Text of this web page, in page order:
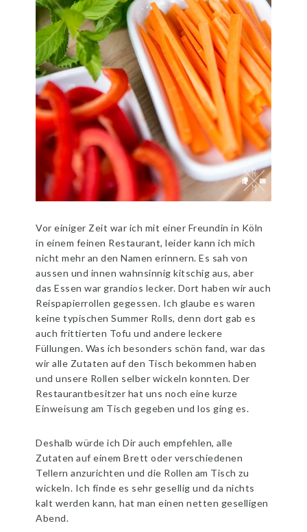
Vor einiger Zeit war ich mit einer Freundin in Köln
in einem feinen Restaurant, leider kann ich mich
nicht mehr an den Namen erinnern. Es sah von
aussen und innen wahnsinnig kitschig aus, aber
das Essen war grandios lecker. Dort haben wir auch
Reispapierrollen gegessen. Ich glaube es waren
keine typischen Summer Rolls, denn dort gab es
auch frittierten Tofu und andere leckere
Füllungen. Was ich besonders schön fand, war das
wir alle Zutaten auf den Tisch bekommen haben
und unsere Rollen selber wickeln konnten. Der
Restaurantbesitzer hat uns noch eine kurze
Einweisung am Tisch gegeben und los ging es.
Deshalb würde ich Dir auch empfehlen, alle
Zutaten auf einem Brett oder verschiedenen
Tellern anzurichten und die Rollen am Tisch zu
wickeln. Ich finde es sehr gesellig und da nichts
kalt werden kann, hat man einen netten geselligen
Abend.